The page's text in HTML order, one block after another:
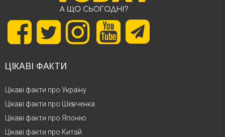
ЦІКАВІ ФАКТИ
Цікаві факти про Україну
Цікаві факти про Шевченка
Цікаві факти про Японію
Цікаві факти про Китай